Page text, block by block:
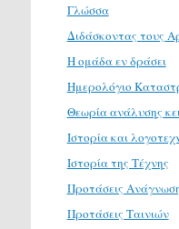
Γλώσσα
Διδάσκοντας τους
Η ομάδα εν δράσει
Ημερολόγιο
Θεωρία ανάλυσης
Ιστορία και
Ιστορία της Τέχνης
Προτάσεις
Προτάσεις Ταινιών